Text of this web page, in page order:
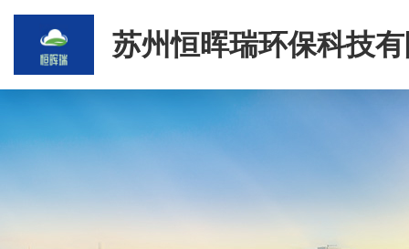
苏州恒晖瑞环保科技